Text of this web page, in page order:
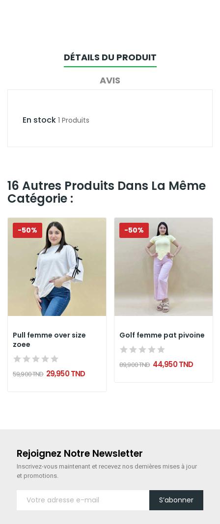
DÉTAILS DU PRODUIT
AVIS
En stock 1 Produits
16 Autres Produits Dans La Même
Catégorie :
-50%
Pull femme over size
zoee
59,900 TND 29,950 TND
-50%
Golf femme pat pivoine
89,900 TND 44,950 TND
Rejoignez Notre Newsletter
Inscrivez-vous maintenant et recevez nos dernières mises à jour
et promotions.
S’abonner